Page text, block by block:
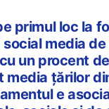
primul loc la
media
un procent
media țărilor
e